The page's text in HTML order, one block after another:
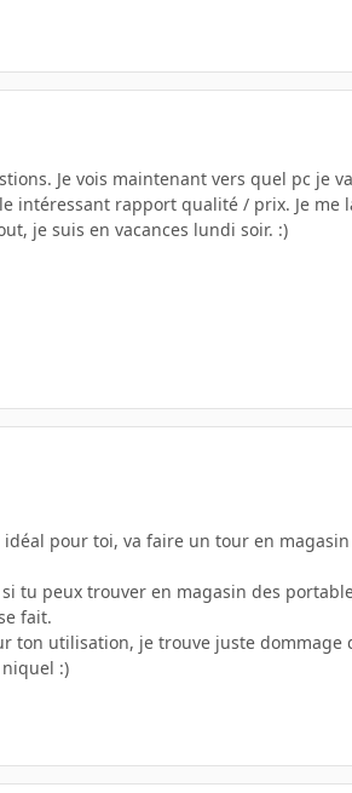
Je vois maintenant vers quel pc je
intéressant rapport qualité / prix. Je
je suis en vacances lundi soir. :)
pour toi, va faire un tour en
tu peux trouver en magasin des
fait.
ton utilisation, je trouve juste
:)